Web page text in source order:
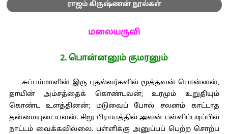
ராஜம் கிருஷ்ணன் நூல்கள்
மலையருவி
2. பொன்னனும் குமரனும்
சுப்பம்மாளின் இரு புதல்வர்களில் மூத்தவன் பொன்னன்,
தாயின் அம்சத்தைக் கொண்டவன்; உரமும் உறுதியும்
கொண்ட உளத்தினன்; மடுவைப் போல் சலனம் காட்டாத
தன்மையுடையவன். சிறு பிராயத்தில் அவன் பள்ளிப்படிப்பில்
நாட்டம் வைக்கவில்லை. பள்ளிக்கு அனுப்பப் பெற்ற சொற்ப